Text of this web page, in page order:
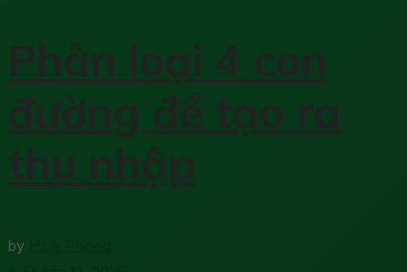
Phân loại 4 con
đường để tạo ra
thu nhập
by